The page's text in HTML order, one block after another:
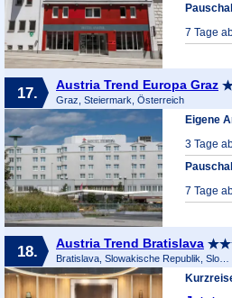
7 Tage
17. Austria Trend Europa Graz
Graz, Steiermark, Österreich
Eigene
3 Tage
7 Tage
18. Austria Trend Bratislava
Bratislava, Slowakische Republik, Slowakei